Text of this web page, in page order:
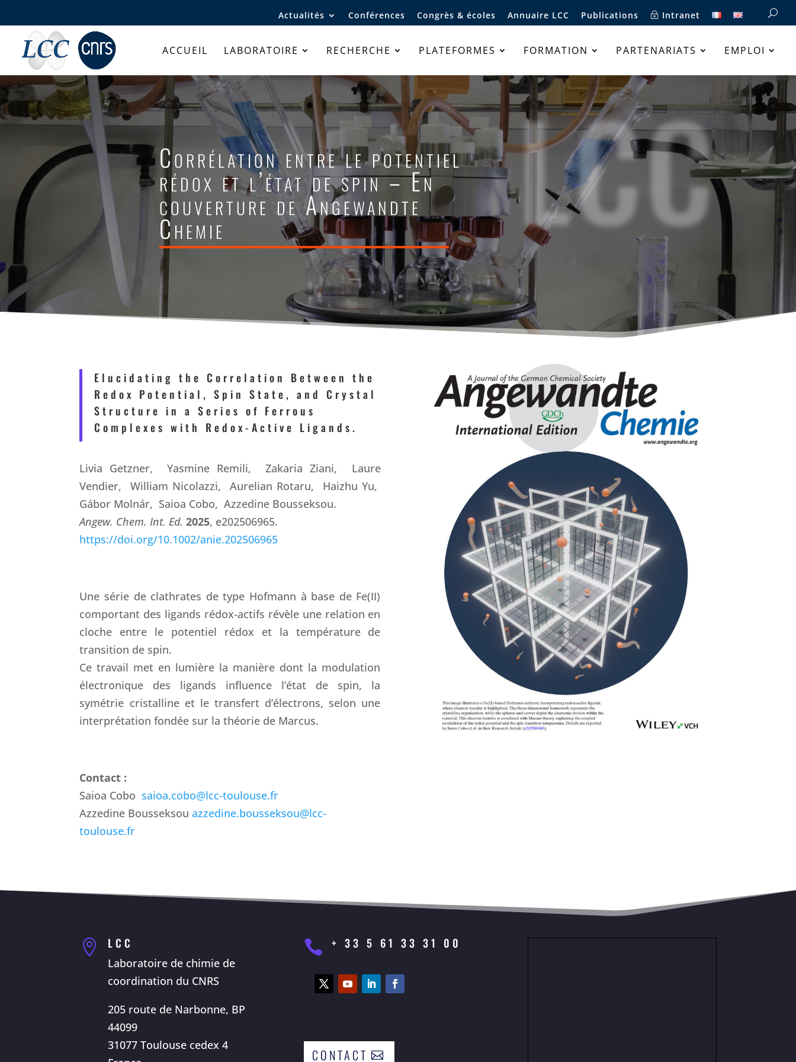
Actualités Conférences Congrès & écoles Annuaire LCC Publications Intranet
ACCUEIL LABORATOIRE RECHERCHE PLATEFORMES FORMATION PARTENARIATS EMPLOI
Corrélation entre le potentiel
rédox et l’état de spin – En
couverture de Angewandte
Chemie LCC
Elucidating the Correlation Between the
Redox Potential, Spin State, and Crystal
Structure in a Series of Ferrous
Complexes with Redox-Active Ligands.
Livia Getzner, Yasmine Remili, Zakaria Ziani,
Laure
Vendier, William Nicolazzi, Aurelian Rotaru, Haizhu Yu,
Gábor Molnár, Saioa Cobo, Azzedine Bousseksou.
Angew. Chem. Int. Ed. 2025, e202506965.
https://doi.org/10.1002/anie.202506965
Une série de clathrates de type Hofmann à base de Fe(II)
comportant des ligands rédox-actifs révèle une relation en
cloche entre le potentiel rédox et la température de
transition de spin.
Ce travail met en lumière la manière dont la modulation
électronique des ligands influence l’état de spin, la
symétrie cristalline et le transfert d’électrons, selon une
interprétation fondée sur la théorie de Marcus.
Contact :
Saioa Cobo saioa.cobo@lcc-toulouse.fr
Azzedine Bousseksouazzedine.bousseksou@lcc-
toulouse.fr
 LCC
Laboratoire de chimie de
coordination du CNRS
205 route de Narbonne, BP
44099
31077 Toulouse cedex 4
 + 33 5 61 33 31 00
CONTACT